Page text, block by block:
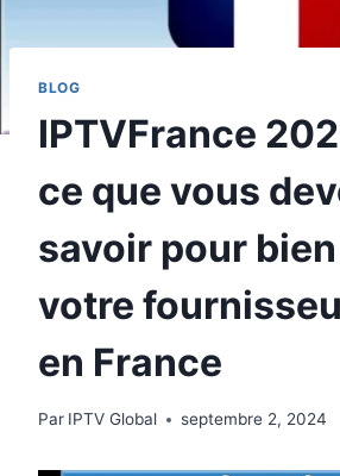
BLOG
IPTVFrance
ce que vous
savoir pour
votre
en France
Par IPTV Global septembre 2, 2024